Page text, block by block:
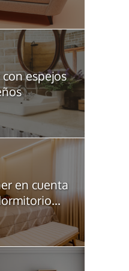
espejos
en cuenta